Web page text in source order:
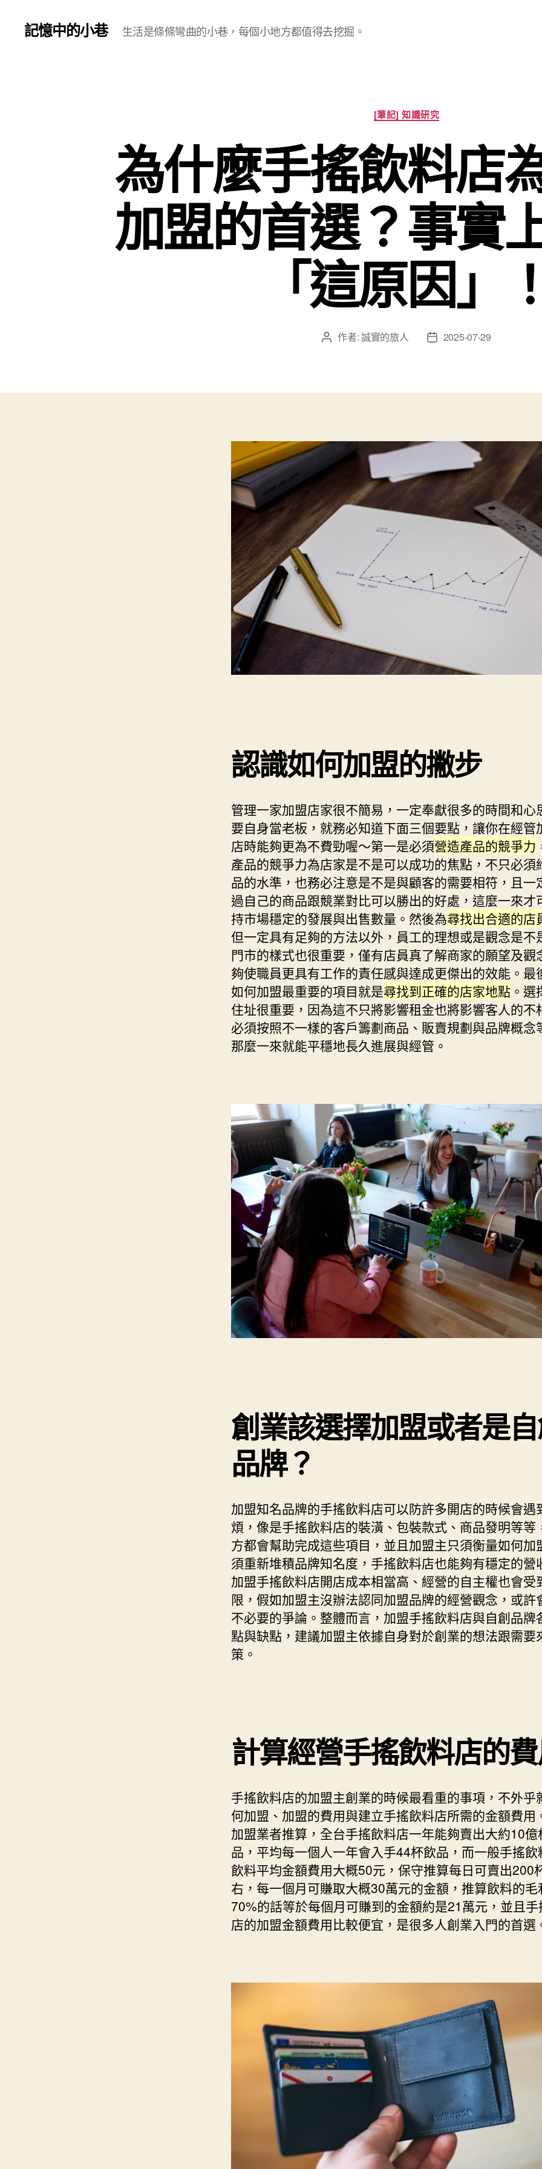
記憶中的小巷 生活是條條彎曲的小巷，每個小地方都值得去挖掘。
分
類
[筆記] 知識研究
為什麼手搖飲料店
加盟的首選？事實
「這原因」
文 作者:誠實的旅人
文
日
2025-07-29
認識如何加盟的撇步
管理一家加盟店家很不簡易，一定奉獻很多的時間和心
要自身當老板，就務必知道下面三個要點，讓你在經管
店時能夠更為不費勁喔～第一是必須營造產品的競爭力
產品的競爭力為店家是不是可以成功的焦點，不只必須
品的水準，也務必注意是不是與顧客的需要相符，且一
過自己的商品跟競業對比可以勝出的好處，這麼一來才
持市場穩定的發展與出售數量。然後為尋找出合適的店
但一定具有足夠的方法以外，員工的理想或是觀念是不
門市的樣式也很重要，僅有店員真了解商家的願望及觀
夠使職員更具有工作的責任感與達成更傑出的效能。最
如何加盟最重要的項目就是尋找到正確的店家地點 。
住址很重要，因為這不只將影響租金也將影響客人的不
必須按照不一樣的客戶籌劃商品、販賣規劃與品牌概念
那麼一來就能平穩地長久進展與經管。
創業該選擇加盟或者是
品牌？
加盟知名品牌的手搖飲料店可以防許多開店的時候會遇
煩，像是手搖飲料店的裝潢、包裝款式、商品發明等等
方都會幫助完成這些項目，並且加盟主只須衡量如何加
須重新堆積品牌知名度，手搖飲料店也能夠有穩定的營
加盟手搖飲料店開店成本相當高、經營的自主權也會受
限，假如加盟主沒辦法認同加盟品牌的經營觀念，或許
不必要的爭論。整體而言，加盟手搖飲料店與自創品牌
點與缺點，建議加盟主依據自身對於創業的想法跟需要
策。
計算經營手搖飲料店的
手搖飲料店的加盟主創業的時候最看重的事項，不外乎
何加盟、加盟的費用與建立手搖飲料店所需的金額費用
加盟業者推算，全台手搖飲料店一年能夠賣出大約10億
品，平均每一個人一年會入手44杯飲品，而一般手搖飲
飲料平均金額費用大概50元，保守推算每日可賣出200
右，每一個月可賺取大概30萬元的金額，推算飲料的毛
70%的話等於每個月可賺到的金額約是21萬元，並且
店的加盟金額費用比較便宜，是很多人創業入門的首選